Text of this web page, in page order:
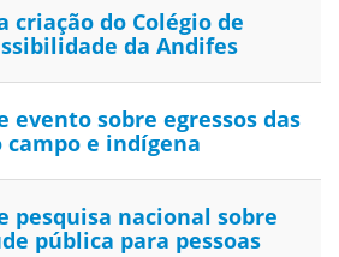
criação do Colégio de
da Andifes
evento sobre egressos das
e indígena
pesquisa nacional sobre
pública para pessoas